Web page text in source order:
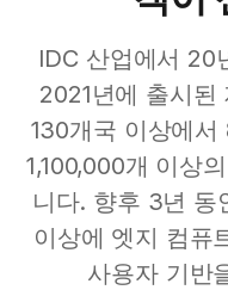
IDC 산업에서 20
2021년에 출시
130개국 이상에
1,100,000개 이상
니다. 향후 3년 동
이상에 엣지 컴퓨
사용자 기반